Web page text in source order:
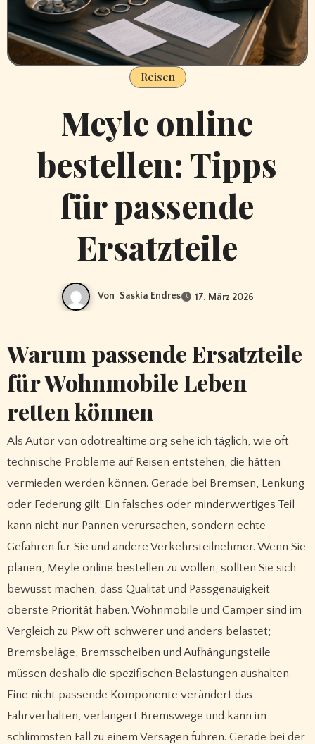
Reisen
Meyle online
bestellen: Tipps
für passende
Ersatzteile
Von Saskia Endres 17. März 2026
Warum passende Ersatzteile
für Wohnmobile Leben
retten können
Als Autor von odotrealtime.org sehe ich täglich, wie oft
technische Probleme auf Reisen entstehen, die hätten
vermieden werden können. Gerade bei Bremsen, Lenkung
oder Federung gilt: Ein falsches oder minderwertiges Teil
kann nicht nur Pannen verursachen, sondern echte
Gefahren für Sie und andere Verkehrsteilnehmer. Wenn Sie
planen, Meyle online bestellen zu wollen, sollten Sie sich
bewusst machen, dass Qualität und Passgenauigkeit
oberste Priorität haben. Wohnmobile und Camper sind im
Vergleich zu Pkw oft schwerer und anders belastet;
Bremsbeläge, Bremsscheiben und Aufhängungsteile
müssen deshalb die spezifischen Belastungen aushalten.
Eine nicht passende Komponente verändert das
Fahrverhalten, verlängert Bremswege und kann im
schlimmsten Fall zu einem Versagen führen. Gerade bei der